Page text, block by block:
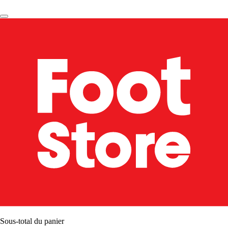
Sous-total du panier